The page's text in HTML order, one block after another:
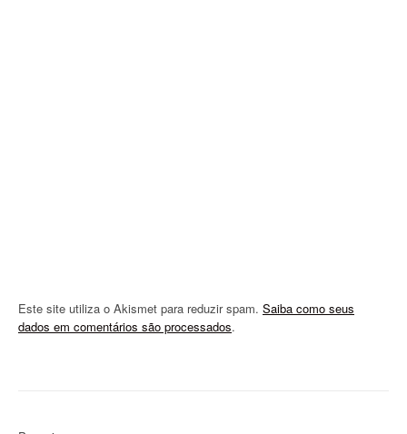
Este site utiliza o Akismet para reduzir spam. Saiba como seus
dados em comentários são processados.